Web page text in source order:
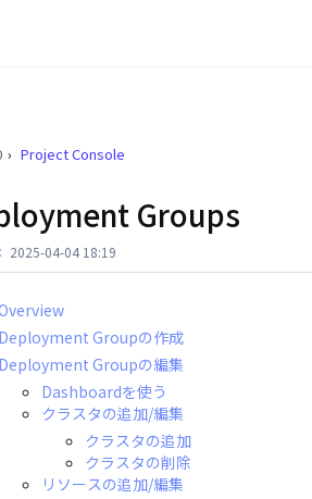
Project Console
Groups
2025-04-04 18:19
Deployment Groupの作成
Deployment Groupの編集
Dashboardを使う
クラスタの追加/編集
クラスタの追加
クラスタの削除
リソースの追加/編集